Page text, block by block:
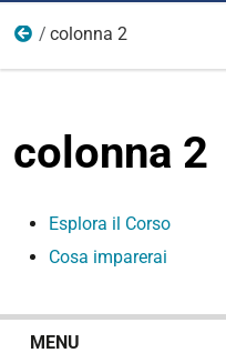
Corso
colonna 2
colonna 2
Esplora il Corso
Cosa imparerai
MENU